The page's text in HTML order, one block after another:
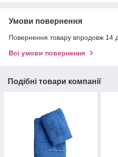
Умови повернення
Повернення товару впродовж 14
Всі умови повернення
Подібні товари компанії